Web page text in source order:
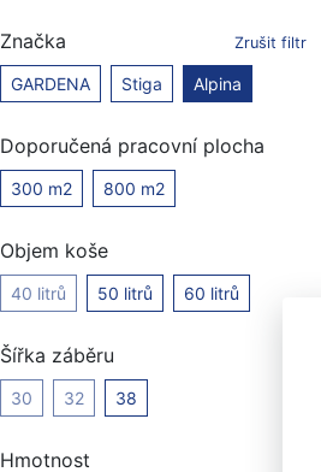
Značka Zrušit filtr
GARDENA Stiga Alpina
Doporučená pracovní plocha
300 m2 800 m2
Objem koše
40 litrů 50 litrů 60 litrů
Šířka záběru
30 32 38
Hmotnost